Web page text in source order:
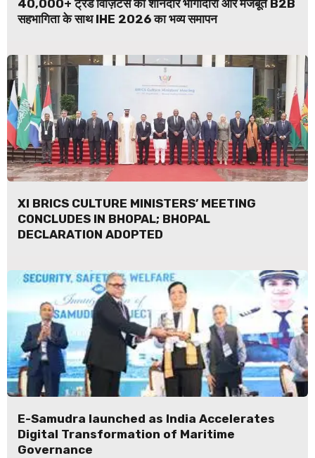
40,000+ ट्रेड विज़िटर्स की शानदार भागीदारी और मजबूत B2B
सहभागिता के साथ IHE 2026 का भव्य समापन
XI BRICS CULTURE MINISTERS’ MEETING
CONCLUDES IN BHOPAL; BHOPAL
DECLARATION ADOPTED
E-Samudra launched as India Accelerates
Digital Transformation of Maritime
Governance